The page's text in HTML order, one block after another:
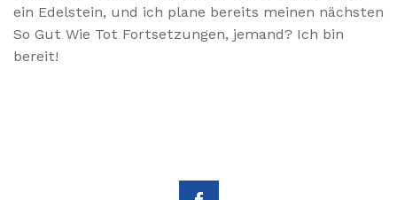
ein Edelstein, und ich plane bereits meinen nächsten
So Gut Wie Tot Fortsetzungen, jemand? Ich bin
bereit!